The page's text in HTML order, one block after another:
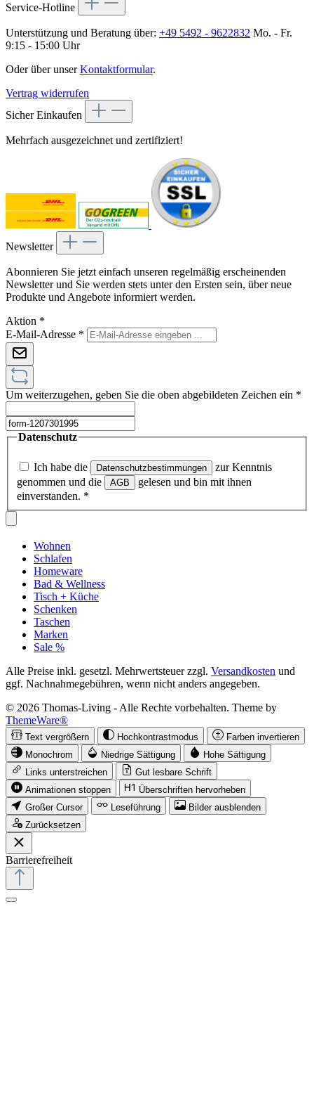
Service-Hotline
Unterstützung und Beratung über: +49 5492 - 9622832 Mo. - Fr.
9:15 - 15:00 Uhr
Oder über unserKontaktformular.
Vertrag widerrufen
Sicher Einkaufen
Mehrfach ausgezeichnet und zertifiziert!
Newsletter
Abonnieren Sie jetzt einfach unseren regelmäßig erscheinenden
Newsletter und Sie werden stets unter den Ersten sein, über neue
Produkte und Angebote informiert werden.
Aktion *
E-Mail-Adresse *
Um weiterzugehen, geben Sie die oben abgebildeten Zeichen ein *
Datenschutz
Ich habe die Datenschutzbestimmungen
zur Kenntnis
genommen und die
AGB
gelesen und bin mit ihnen
einverstanden. *
Wohnen
Schlafen
Homeware
Bad & Wellness
Tisch + Küche
Schenken
Taschen
Marken
Sale %
Alle Preise inkl. gesetzl. Mehrwertsteuer zzgl. Versandkosten und
ggf. Nachnahmegebühren, wenn nicht anders angegeben.
© 2026 Thomas-Living - Alle Rechte vorbehalten. Theme by
ThemeWare®
Text vergrößern Hochkontrastmodus
Farben invertieren
Monochrom
Niedrige Sättigung
Hohe Sättigung
Links unterstreichen
Gut lesbare Schrift
Animationen stoppen
Überschriften hervorheben
Großer Cursor
Leseführung
Bilder ausblenden
Zurücksetzen
Barrierefreiheit